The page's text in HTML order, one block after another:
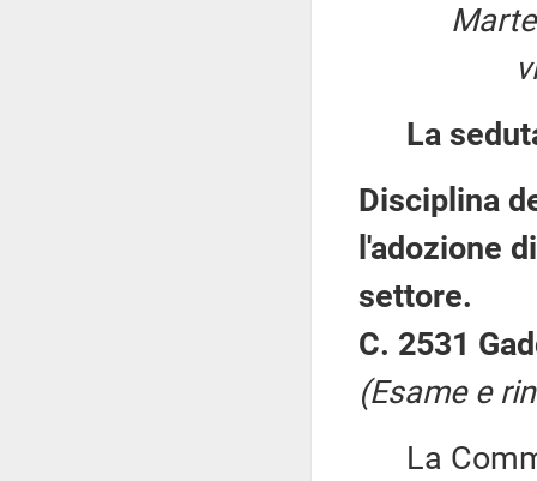
La
Disciplina
l'adozione
settore.
C. 2531
(Esame e
La